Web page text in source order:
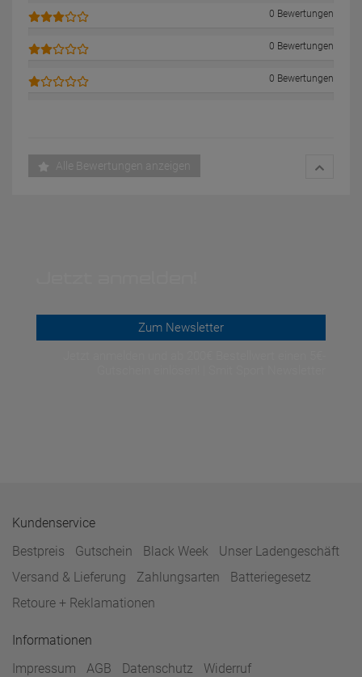
0 Bewertungen
0 Bewertungen
0 Bewertungen
Alle Bewertungen anzeigen
Zum Newsletter
Kundenservice
Bestpreis
Gutschein Black Week
Unser Ladengeschäft
Versand & Lieferung
Zahlungsarten
Batteriegesetz
Retoure + Reklamationen
Informationen
Impressum
AGB Datenschutz
Widerruf